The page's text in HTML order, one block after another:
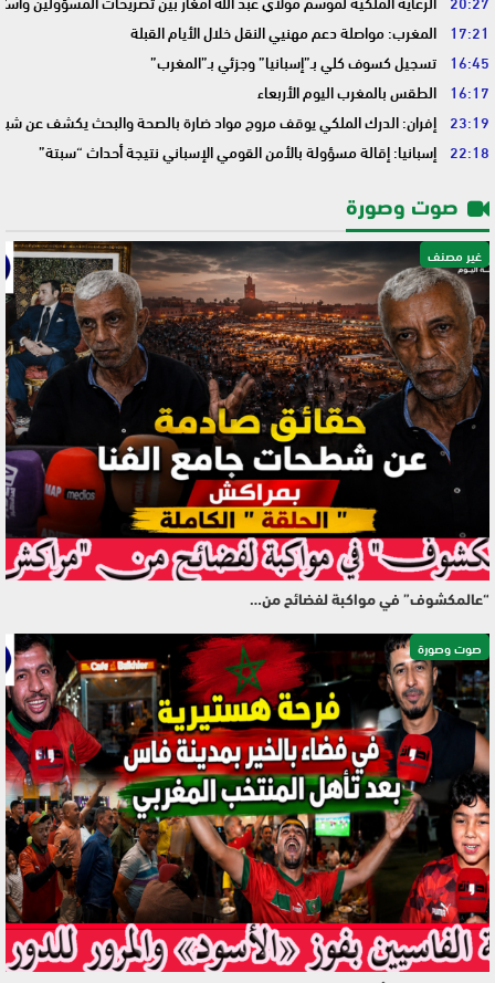
17:21 المغرب: مواصلة دعم مهنيي النقل خلال الأيام القبلة
16:45 تسجيل كسوف كلي بـ”إسبانيا” وجزئي بـ”المغرب”
16:17 الطقس بالمغرب اليوم الأربعاء
23:19 إفران: الدرك الملكي يوقف مروج مواد ضارة بالصحة والبحث يكشف عن
22:18 إسبانيا: إقالة مسؤولة بالأمن القومي الإسباني نتيجة أحداث “سبتة”
صوت وصورة
غير مصنف
“عالمكشوف” في مواكبة لفضائح من…
صوت وصورة